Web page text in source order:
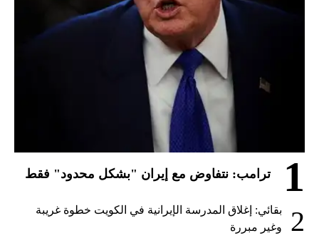
1 ترامب: نتفاوض مع إيران "بشكل محدود" فقط
2
بقائي: إغلاق المدرسة الإيرانية في الكويت خطوة غريبة
وغير مبررة